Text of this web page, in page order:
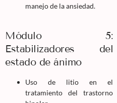
manejo de la ansiedad.
Módulo 5:
Estabilizadores del
estado de ánimo
Uso de litio en el
tratamiento del trastorno